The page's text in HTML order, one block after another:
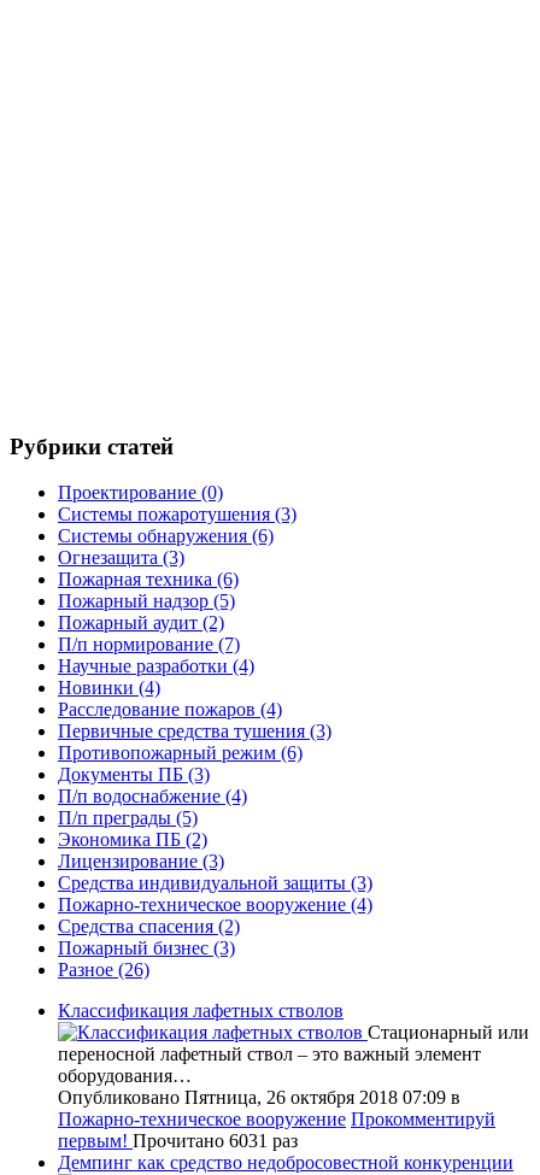
Рубрики статей
Проектирование (0)
Системы пожаротушения (3)
Системы обнаружения (6)
Огнезащита (3)
Пожарная техника (6)
Пожарный надзор (5)
Пожарный аудит (2)
П/п нормирование (7)
Научные разработки (4)
Новинки (4)
Расследование пожаров (4)
Первичные средства тушения (3)
Противопожарный режим (6)
Документы ПБ (3)
П/п водоснабжение (4)
П/п преграды (5)
Экономика ПБ (2)
Лицензирование (3)
Средства индивидуальной защиты (3)
Пожарно-техническое вооружение (4)
Средства спасения (2)
Пожарный бизнес (3)
Разное (26)
Классификация лафетных стволов
Стационарный или
переносной лафетный ствол – это важный элемент
оборудования…
Опубликовано Пятница, 26 октября 2018 07:09 в
Пожарно-техническое вооружение Прокомментируй
первым! Прочитано 6031 раз
Демпинг как средство недобросовестной конкуренции